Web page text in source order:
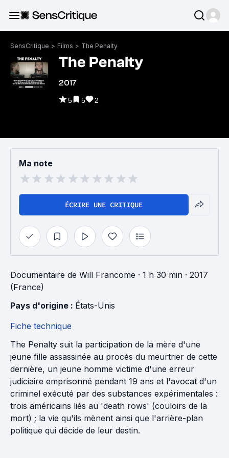
SensCritique > Films > The Penalty
The Penalty
2017
5 5 2
Ma note
ÉCRIRE UNE CRITIQUE
Documentaire de Will Francome · 1 h 30 min · 2017
(France)
Pays d'origine : États-Unis
Fiche technique
The Penalty suit la participation de la mère d'une
jeune fille assassinée au procès du meurtrier de cette
dernière, un jeune homme victime d'une erreur
judiciaire emprisonné pendant 19 ans et l'avocat d'un
criminel exécuté par des substances expérimentales :
trois américains liés au 'death rows' (couloirs de la
mort) ; la vie qu'ils mènent ainsi que l'arrière-plan
politique qui décide de leur destin.